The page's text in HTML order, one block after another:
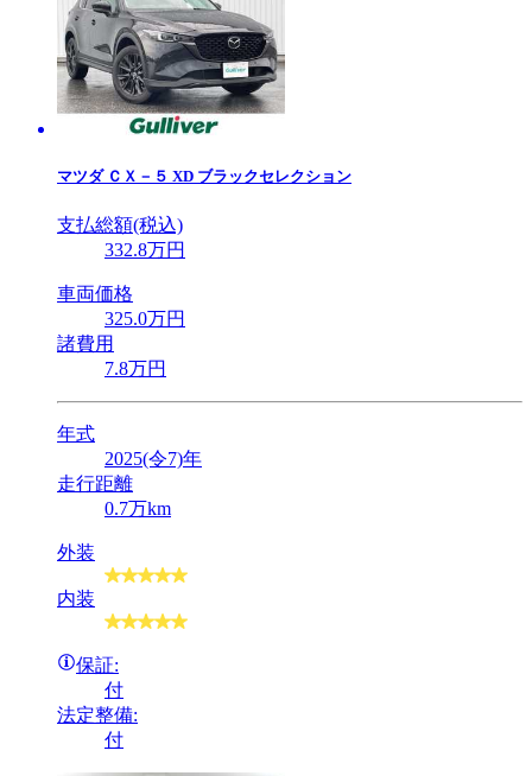
マツダ ＣＸ－５ XD ブラックセレクション
支払総額(税込)
332.8万円
車両価格
325.0万円
諸費用
7.8万円
年式
2025(令7)年
走行距離
0.7万km
外装
内装
保証:
付
法定整備:
付